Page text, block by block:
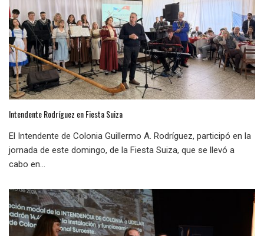
Intendente Rodríguez en Fiesta Suiza
El Intendente de Colonia Guillermo A. Rodríguez, participó en la
jornada de este domingo, de la Fiesta Suiza, que se llevó a
cabo en...